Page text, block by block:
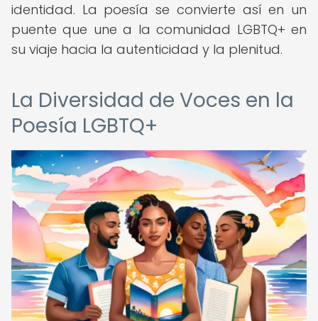
identidad. La poesía se convierte así en un
puente que une a la comunidad LGBTQ+ en
su viaje hacia la autenticidad y la plenitud.
La Diversidad de Voces en la
Poesía LGBTQ+